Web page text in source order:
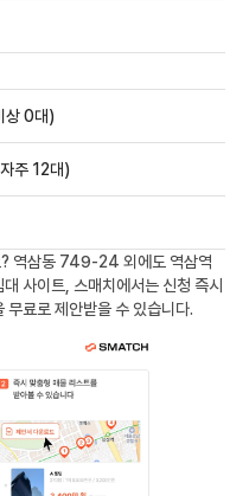
상 0대)
주 12대)
역삼동 749-24 외에도 역삼역
사이트, 스매치에서는 신청 즉시
무료로 제안받을 수 있습니다.